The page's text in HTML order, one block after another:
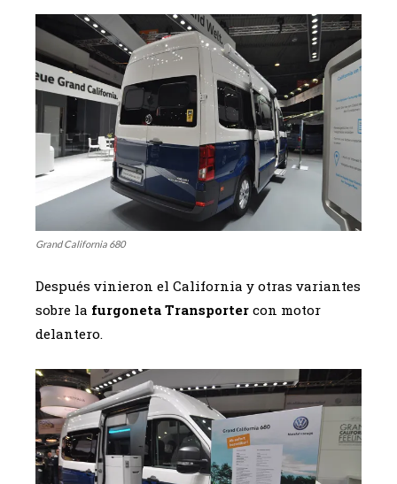
Grand California 680
Después vinieron el California y otras variantes
sobre la furgoneta Transporter con motor
delantero.